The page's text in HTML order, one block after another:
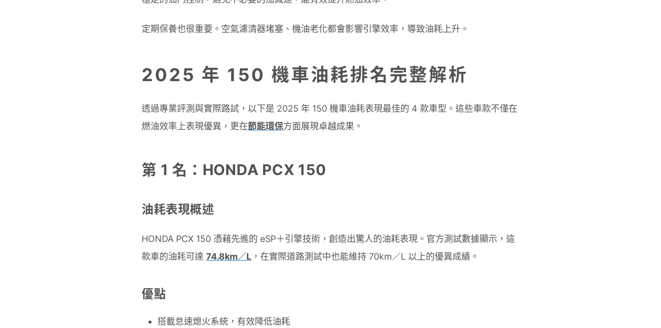
定期保養也很重要。空氣濾清器堵塞、機油老化都會影響引擎效率，導致油耗上升。
2025 年 150 機車油耗排名完整解析
透過專業評測與實際路試，以下是 2025 年 150 機車油耗表現最佳的 4 款車型。這些車款不僅在
燃油效率上表現優異，更在節能環保方面展現卓越成果。
第 1 名：HONDA PCX 150
油耗表現概述
HONDA PCX 150 憑藉先進的 eSP＋引擎技術，創造出驚人的油耗表現。官方測試數據顯示，這
款車的油耗可達 74.8km／L ，在實際道路測試中也能維持 70km／L 以上的優異成績。
優點
搭載怠速熄火系統，有效降低油耗